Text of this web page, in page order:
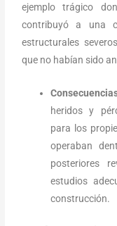
ejemplo trágico
contribuyó a una
estructurales
que no habían sido
heridos y
para los
operaban
posteriores
estudios
construcción.